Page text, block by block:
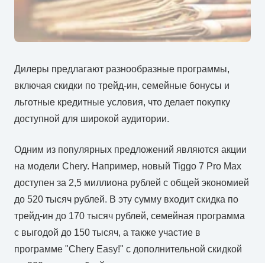
Дилеры предлагают разнообразные программы,
включая скидки по трейд-ин, семейные бонусы и
льготные кредитные условия, что делает покупку
доступной для широкой аудитории.
Одним из популярных предложений являются акции
на модели Chery. Например, новый Tiggo 7 Pro Max
доступен за 2,5 миллиона рублей с общей экономией
до 520 тысяч рублей. В эту сумму входит скидка по
трейд-ин до 170 тысяч рублей, семейная программа
с выгодой до 150 тысяч, а также участие в
программе "Chery Easy!" с дополнительной скидкой